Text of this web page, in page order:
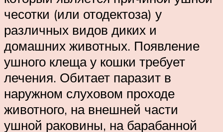
чесотки (или отодектоза) у
различных видов диких и
домашних животных. Появление
ушного клеща у кошки требует
лечения. Обитает паразит в
наружном слуховом проходе
животного, на внешней части
ушной раковины, на барабанной